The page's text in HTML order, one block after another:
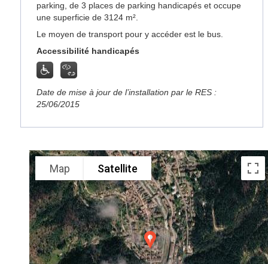
parking, de 3 places de parking handicapés et occupe
une superficie de 3124 m².
Le moyen de transport pour y accéder est le bus.
Accessibilité handicapés
Date de mise à jour de l’installation par le RES :
25/06/2015
Map Satellite